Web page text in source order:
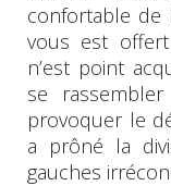
confortable de
vous est
n’est point
se
provoquer le
a prôné la
gauches